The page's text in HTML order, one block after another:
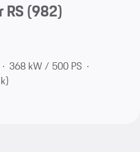
(982)
368 kW / 500 PS